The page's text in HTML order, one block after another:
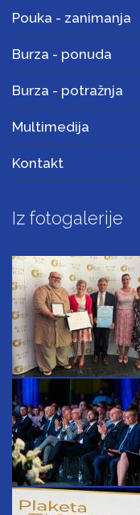
Pouka - zanimanja
Burza - ponuda
Burza - potražnja
Multimedija
Kontakt
Iz fotogalerije